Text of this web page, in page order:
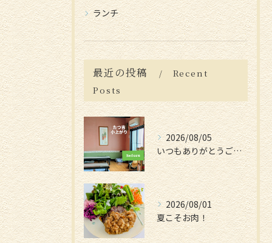
ランチ
最近の投稿
Recent
Posts
2026/08/05
いつもありがとうございます😊
2026/08/01
夏こそお肉！